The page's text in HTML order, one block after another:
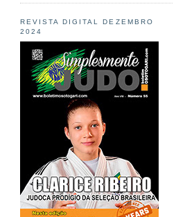
REVISTA DIGITAL DEZEMBRO
2024